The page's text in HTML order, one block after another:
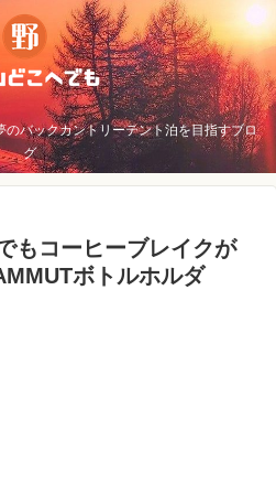
バックカントリーテント泊を目指すブロ
グ
もコーヒーブレイクが
ボトルホルダ